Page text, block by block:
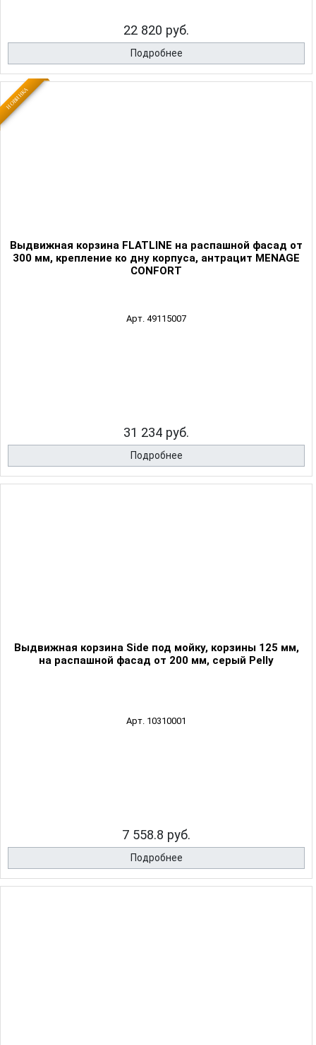
22 820 руб.
Подробнее
НОВИНКА
Выдвижная корзина FLATLINE на распашной фасад от
300 мм, крепление ко дну корпуса, антрацит MENAGE
CONFORT
Арт. 49115007
31 234 руб.
Подробнее
Выдвижная корзина Side под мойку, корзины 125 мм,
на распашной фасад от 200 мм, серый Pelly
Арт. 10310001
7 558.8 руб.
Подробнее